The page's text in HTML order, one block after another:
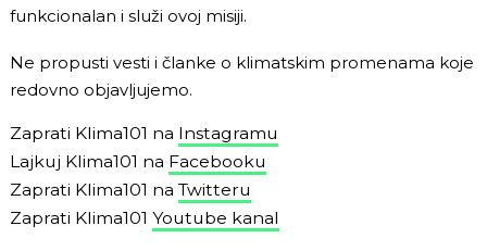
funkcionalan i služi ovoj misiji.
Ne propusti vesti i članke o klimatskim promenama koje
redovno objavljujemo.
Zaprati Klima101 na Instagramu
Lajkuj Klima101 na Facebooku
Zaprati Klima101 na Twitteru
Zaprati Klima101 Youtube kanal